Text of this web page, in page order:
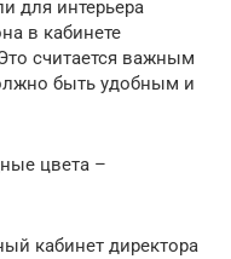
для интерьера
в кабинете
считается важным
быть удобным и
цвета –
кабинет директора